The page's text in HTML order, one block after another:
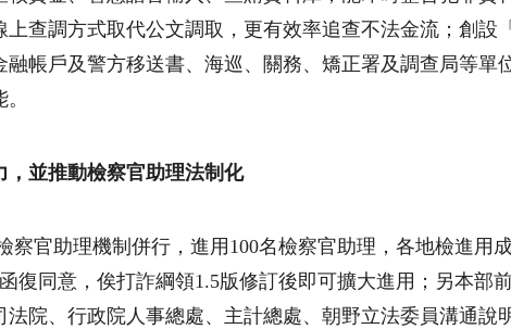
查調方式取代公文調取，更有效率追查不法金流；創設
帳戶及警方移送書、海巡、關務、矯正署及調查局等
並推動檢察官助理法制化
察官助理機制併行，進用 100名檢察官助理，各地檢進用
復同意，俟打詐綱領1.5版修訂後即可擴大進用；另本部
法院、行政院人事總處、主計總處、朝野立法委員溝通